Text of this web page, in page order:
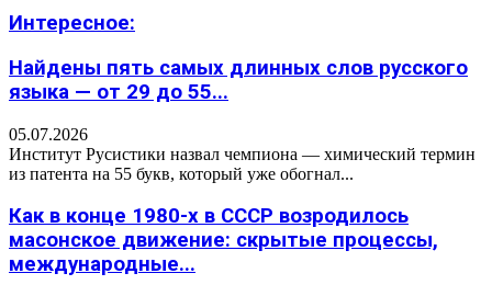
Интересное:
Найдены пять самых длинных слов русского
языка — от 29 до 55...
05.07.2026
Институт Русистики назвал чемпиона — химический термин
из патента на 55 букв, который уже обогнал...
Как в конце 1980-х в СССР возродилось
масонское движение: скрытые процессы,
международные...